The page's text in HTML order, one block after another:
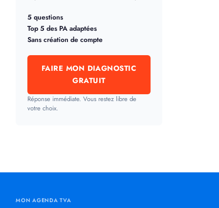
5 questions
Top 5 des PA adaptées
Sans création de compte
FAIRE MON DIAGNOSTIC
GRATUIT
Réponse immédiate. Vous restez libre de
votre choix.
MON AGENDA TVA